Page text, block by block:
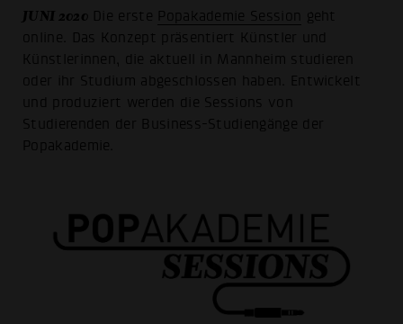
JUNI 2020 Die erste Popakademie Session geht
online. Das Konzept präsentiert Künstler und
Künstlerinnen, die aktuell in Mannheim studieren
oder ihr Studium abgeschlossen haben. Entwickelt
und produziert werden die Sessions von
Studierenden der Business-Studiengänge der
Popakademie.